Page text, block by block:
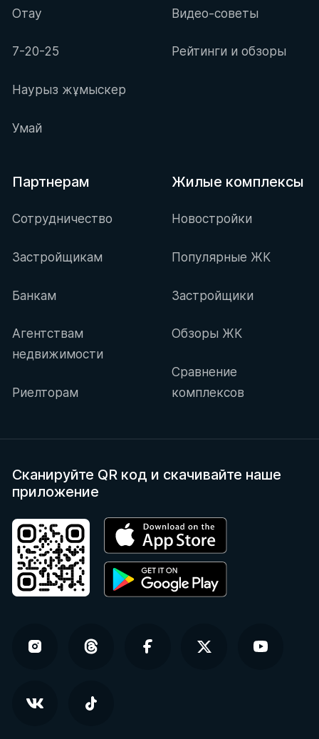
Отау
7-20-25
Наурыз жұмыскер
Умай
Видео-советы
Рейтинги и обзоры
Партнерам
Сотрудничество
Застройщикам
Банкам
Агентствам
недвижимости
Риелторам
Жилые комплексы
Новостройки
Популярные ЖК
Застройщики
Обзоры ЖК
Сравнение
комплексов
Сканируйте QR код и скачивайте наше
приложение